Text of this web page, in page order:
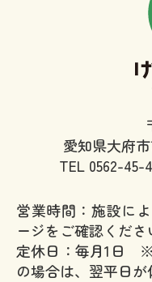
愛知県大府
TEL 0562-45-
営業時間：施設に
ージをご確認くださ
定休日：毎月1日 ※
の場合は、翌平日が